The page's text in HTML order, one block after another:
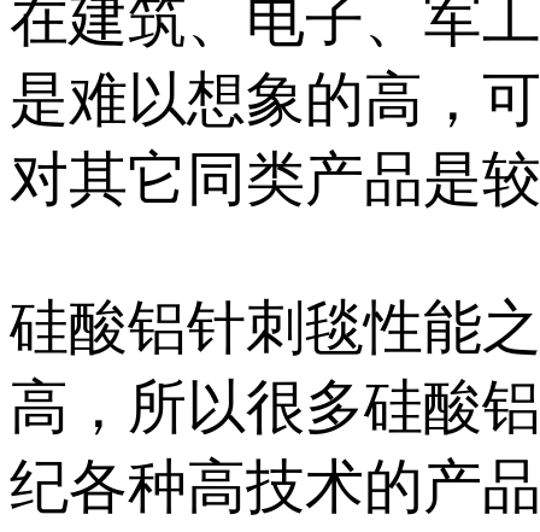
在建筑、电子、军
是难以想象的高，
对其它同类产品是
硅酸铝针刺毯性能
高，所以很多硅酸
纪各种高技术的产